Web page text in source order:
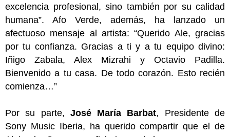
excelencia profesional, sino también por su calidad
humana”. Afo Verde, además, ha lanzado un
afectuoso mensaje al artista: “Querido Ale, gracias
por tu confianza. Gracias a ti y a tu equipo divino:
Iñigo Zabala, Alex Mizrahi y Octavio Padilla.
Bienvenido a tu casa. De todo corazón. Esto recién
comienza…”
Por su parte, José María Barbat, Presidente de
Sony Music Iberia, ha querido compartir que el de